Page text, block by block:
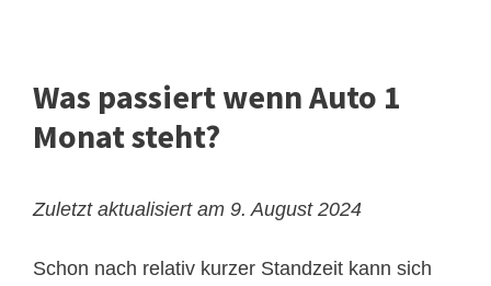
Was passiert wenn Auto 1
Monat steht?
Zuletzt aktualisiert am 9. August 2024
Schon nach relativ kurzer Standzeit kann sich